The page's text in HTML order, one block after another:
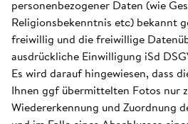
personenbezogener Daten (wie
Religionsbekenntnis etc) bekannt
freiwillig und die freiwillige
ausdrückliche Einwilligung iSd
Es wird darauf hingewiesen, dass
Ihnen ggf übermittelten Fotos nur
Wiedererkennung und Zuordnung